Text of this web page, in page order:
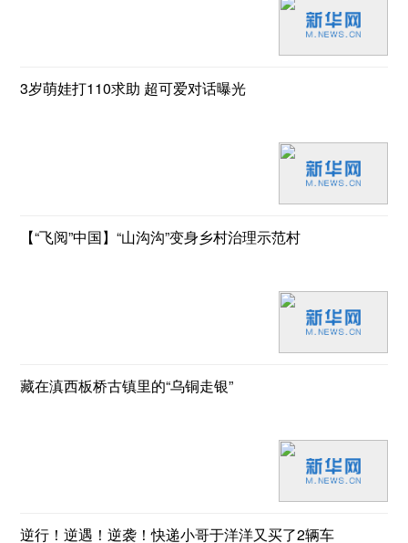
3岁萌娃打110求助 超可爱对话曝光
【“飞阅”中国】“山沟沟”变身乡村治理示范村
藏在滇西板桥古镇里的“乌铜走银”
逆行！逆遇！逆袭！快递小哥于洋洋又买了2辆车